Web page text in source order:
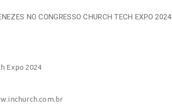
NO CONGRESSO CHURCH TECH EXPO 2024
Expo 2024